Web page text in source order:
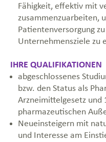
Fähigkeit, effektiv mit
zusammenzuarbeiten,
Patientenversorgung
Unternehmensziele zu
IHRE QUALIFIKATIONEN
abgeschlossenes
bzw. den Status als
Arzneimittelgesetz und
pharmazeutischen
Neueinsteigern mit
und Interesse am